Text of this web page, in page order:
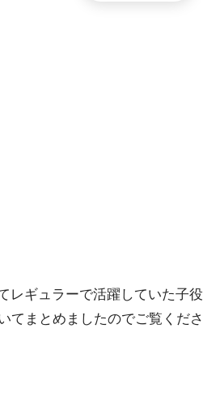
レギュラーで活躍していた子役
てまとめましたのでご覧くださ